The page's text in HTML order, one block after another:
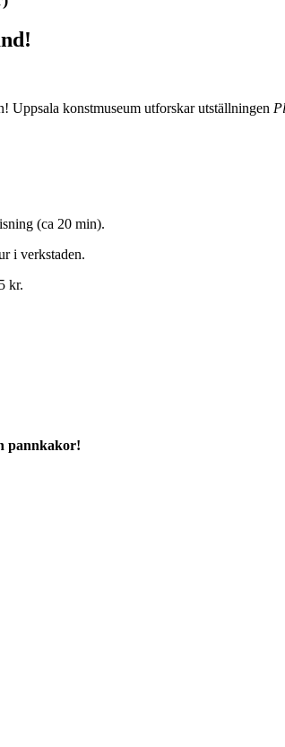
Uppsala konstmuseum utforskar utställningen
(ca 20 min).
i verkstaden.
kr.
pannkakor!